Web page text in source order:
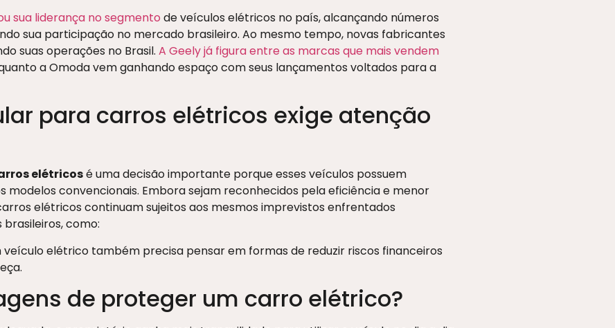
sua liderança no segmento de veículos elétricos no país, alcançando números
sua participação no mercado brasileiro. Ao mesmo tempo, novas fabricantes
suas operações no Brasil. A Geely já figura entre as marcas que mais vendem
a Omoda vem ganhando espaço com seus lançamentos voltados para a
para carros elétricos exige atenção
elétricosé uma decisão importante porque esses veículos possuem
convencionais. Embora sejam reconhecidos pela eficiência e menor
elétricos continuam sujeitos aos mesmos imprevistos enfrentados
como:
veículo elétrico também precisa pensar em formas de reduzir riscos financeiros
de proteger um carro elétrico?